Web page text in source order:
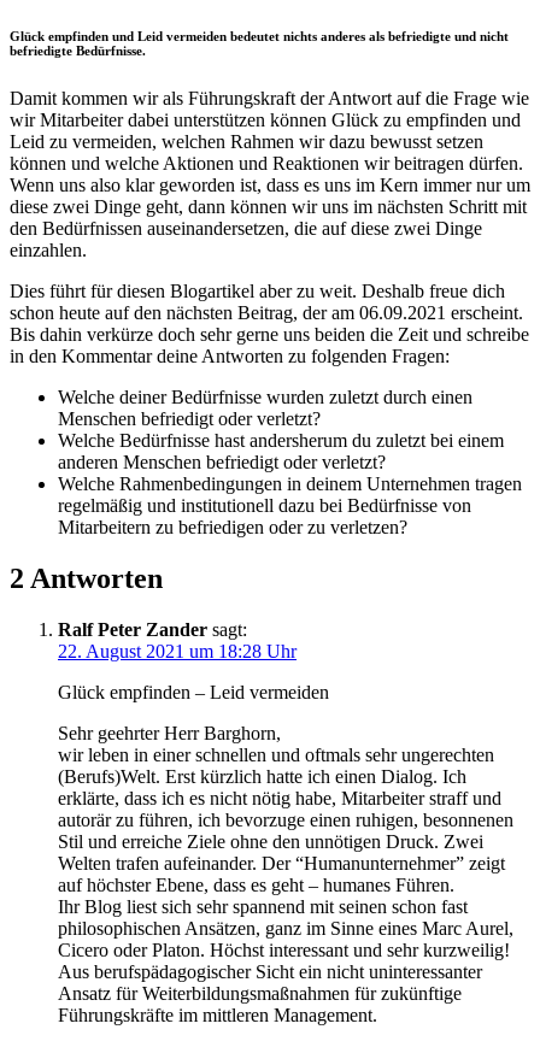
Glück empfinden und Leid vermeiden bedeutet nichts anderes als befriedigte und nicht
befriedigte Bedürfnisse.
Damit kommen wir als Führungskraft der Antwort auf die Frage wie
wir Mitarbeiter dabei unterstützen können Glück zu empfinden und
Leid zu vermeiden, welchen Rahmen wir dazu bewusst setzen
können und welche Aktionen und Reaktionen wir beitragen dürfen.
Wenn uns also klar geworden ist, dass es uns im Kern immer nur um
diese zwei Dinge geht, dann können wir uns im nächsten Schritt mit
den Bedürfnissen auseinandersetzen, die auf diese zwei Dinge
einzahlen.
Dies führt für diesen Blogartikel aber zu weit. Deshalb freue dich
schon heute auf den nächsten Beitrag, der am 06.09.2021 erscheint.
Bis dahin verkürze doch sehr gerne uns beiden die Zeit und schreibe
in den Kommentar deine Antworten zu folgenden Fragen:
Welche deiner Bedürfnisse wurden zuletzt durch einen
Menschen befriedigt oder verletzt?
Welche Bedürfnisse hast andersherum du zuletzt bei einem
anderen Menschen befriedigt oder verletzt?
Welche Rahmenbedingungen in deinem Unternehmen tragen
regelmäßig und institutionell dazu bei Bedürfnisse von
Mitarbeitern zu befriedigen oder zu verletzen?
2 Antworten
Ralf Peter Zander sagt:
22. August 2021 um 18:28 Uhr
Glück empfinden – Leid vermeiden
Sehr geehrter Herr Barghorn,
wir leben in einer schnellen und oftmals sehr ungerechten
(Berufs)Welt. Erst kürzlich hatte ich einen Dialog. Ich
erklärte, dass ich es nicht nötig habe, Mitarbeiter straff und
autorär zu führen, ich bevorzuge einen ruhigen, besonnenen
Stil und erreiche Ziele ohne den unnötigen Druck. Zwei
Welten trafen aufeinander. Der “Humanunternehmer” zeigt
auf höchster Ebene, dass es geht – humanes Führen.
Ihr Blog liest sich sehr spannend mit seinen schon fast
philosophischen Ansätzen, ganz im Sinne eines Marc Aurel,
Cicero oder Platon. Höchst interessant und sehr kurzweilig!
Aus berufspädagogischer Sicht ein nicht uninteressanter
Ansatz für Weiterbildungsmaßnahmen für zukünftige
Führungskräfte im mittleren Management.